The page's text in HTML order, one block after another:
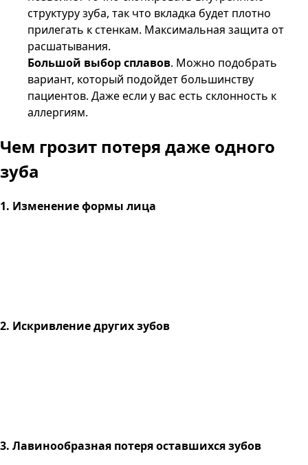
структуру зуба, так что вкладка будет плотно
прилегать к стенкам. Максимальная защита от
расшатывания.
Большой выбор сплавов. Можно подобрать
вариант, который подойдет большинству
пациентов. Даже если у вас есть склонность к
аллергиям.
Чем грозит потеря даже одного
зуба
1. Изменение формы лица
2. Искривление других зубов
3. Лавинообразная потеря оставшихся зубов